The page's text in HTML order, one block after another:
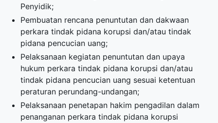
Penyidik;
Pembuatan rencana penuntutan dan dakwaan
perkara tindak pidana korupsi dan/atau tindak
pidana pencucian uang;
Pelaksanaan kegiatan penuntutan dan upaya
hukum perkara tindak pidana korupsi dan/atau
tindak pidana pencucian uang sesuai ketentuan
peraturan perundang-undangan;
Pelaksanaan penetapan hakim pengadilan dalam
penanganan perkara tindak pidana korupsi